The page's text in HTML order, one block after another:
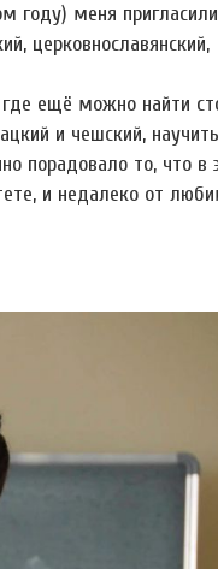
году) меня
церковнославянский,
ещё можно найти
и чешский,
порадовало то, что в
и недалеко от